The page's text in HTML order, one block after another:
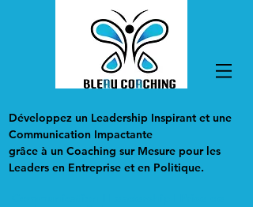
Développez un Leadership Inspirant et une
Communication Impactante
grâce à un Coaching sur Mesure pour les
Leaders en Entreprise et en Politique.